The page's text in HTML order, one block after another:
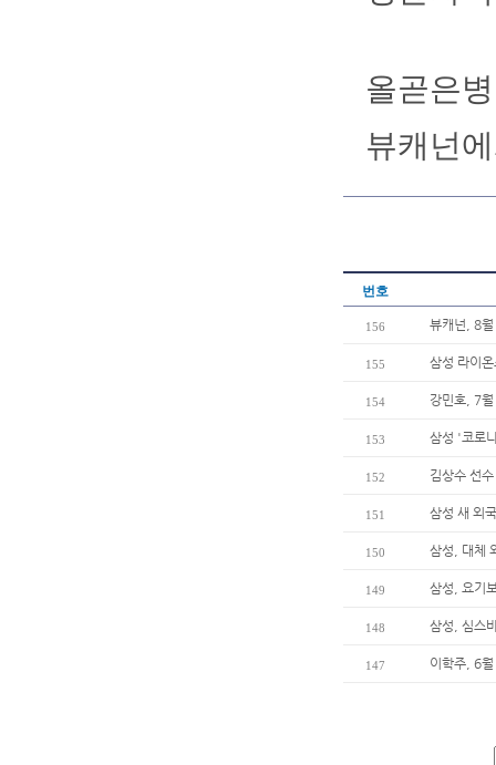
올곧은
뷰캐넌
번호
156 뷰캐넌, 8
155 삼성 라이
154 강민호, 7
153 삼성 '코로
152 김상수 선
151 삼성 새 외
150 삼성, 대체
149 삼성, 요기
148 삼성, 심스
147 이학주, 6